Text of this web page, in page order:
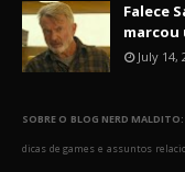
Falece
marcou
July 14,
SOBRE O BLOG NERD MALDITO:
dicas de games e assuntos